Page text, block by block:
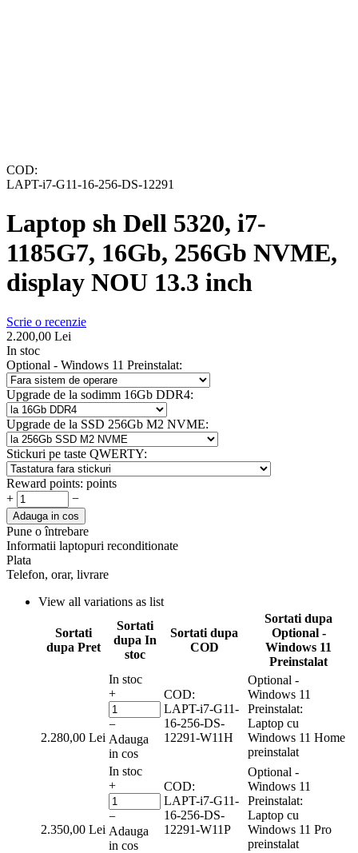
COD:
LAPT-i7-G11-16-256-DS-12291
Laptop sh Dell 5320, i7-
1185G7, 16Gb, 256Gb NVME,
display NOU 13.3 inch
Scrie o recenzie
2.200,00 Lei
In stoc
Optional - Windows 11 Preinstalat:
Upgrade de la sodimm 16Gb DDR4:
Upgrade de la SSD 256Gb M2 NVME:
Stickuri pe taste QWERTY:
Reward points: points
+
−
Adauga in cos
Pune o întrebare
Informatii laptopuri reconditionate
Plata
Telefon, orar, livrare
View all variations as list
Sortati
dupa Pret
Sortati
dupa In
stoc
Sortati dupa
COD
Sortati dupa
Optional -
Windows 11
Preinstalat
2.280,00 Lei
In stoc
+
−
Adauga
in cos
COD:
LAPT-i7-G11-
16-256-DS-
12291-W11H
Optional -
Windows 11
Preinstalat:
Laptop cu
Windows 11 Home
preinstalat
2.350,00 Lei
In stoc
+
−
Adauga
in cos
COD:
LAPT-i7-G11-
16-256-DS-
12291-W11P
Optional -
Windows 11
Preinstalat:
Laptop cu
Windows 11 Pro
preinstalat